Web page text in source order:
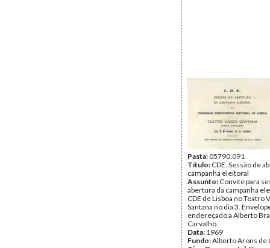
Pasta:05790.091
Título: CDE. Sessão de
campanha eleitoral
Assunto: Convite para
abertura da campanha
CDE de Lisboa no Teatro
Santana no dia 3.
endereçado a Alberto
Carvalho.
Data: 1969
Fundo:Alberto Arons de